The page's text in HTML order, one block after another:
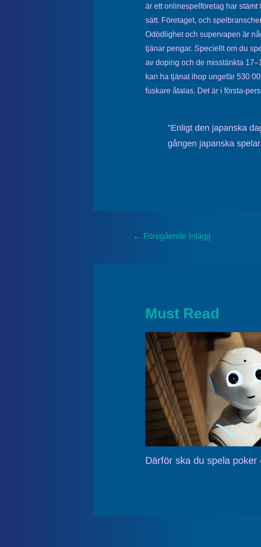
är ett onlinespelföretag har stämt
sätt. Företaget, och
Odödlighet och supervapen är
tjänar pengar. Speciellt om du
av doping och de misstänkta
kan ha tjänat ihop ungefär 530
fuskare åtalas. Det är i första-
”Enligt den japanska
gången japanska
← Föregående Inlägg
Must Read
Därför ska du spela poker